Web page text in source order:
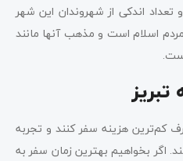
تعداد اندکی از شهروندان این شهر
اسلام است و مذهب آنها مانند
کم‌ترین هزینه سفر کنند و تجربه
اگر بخواهیم بهترین زمان سفر به